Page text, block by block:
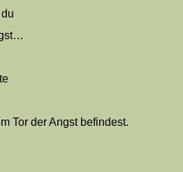
Tor der Angst befindest.